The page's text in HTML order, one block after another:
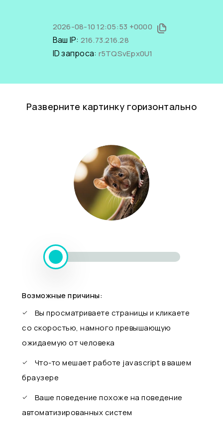
2026-08-10 12:05:53 +0000
Ваш IP: 216.73.216.28
ID запроса: r5TQSvEpx0U1
Разверните картинку горизонтально
Возможные причины:
Вы просматриваете страницы и кликаете
со скоростью, намного превышающую
ожидаемую от человека
Что-то мешает работе javascript в вашем
браузере
Ваше поведение похоже на поведение
автоматизированных систем